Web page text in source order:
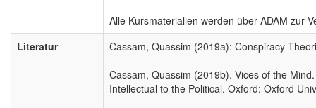
Alle Kursmaterialien werden über ADAM zur
Literatur
Cassam, Quassim (2019a): Conspiracy
Cassam, Quassim (2019b). Vices of the
Intellectual to the Political. Oxford: Oxford